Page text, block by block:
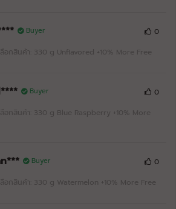
Buyer
ลือกสินค้า: 330 g Unflavored +10% More Free
0
Buyer
ลือกสินค้า: 330 g Blue Raspberry +10% More
0
Buyer
ลือกสินค้า: 330 g Watermelon +10% More Free
0